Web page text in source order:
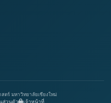
ร์ มหาวิทยาลัยเชียงใหม่
ส่วนตัว เจ้าหน้าที่